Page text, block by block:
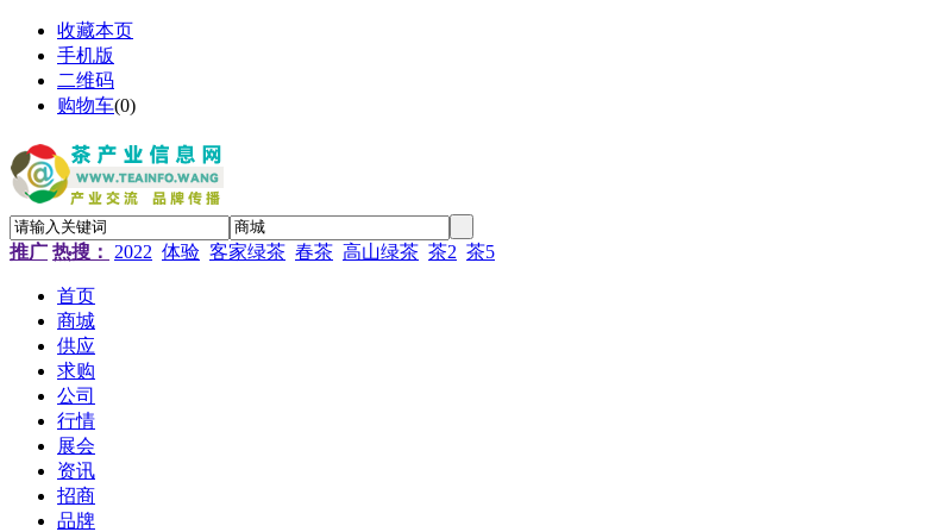
收藏本页
手机版
二维码
购物车(0)
推广 热搜： 2022 体验 客家绿茶 春茶 高山绿茶 茶2 茶5
首页
商城
供应
求购
公司
行情
展会
资讯
招商
品牌